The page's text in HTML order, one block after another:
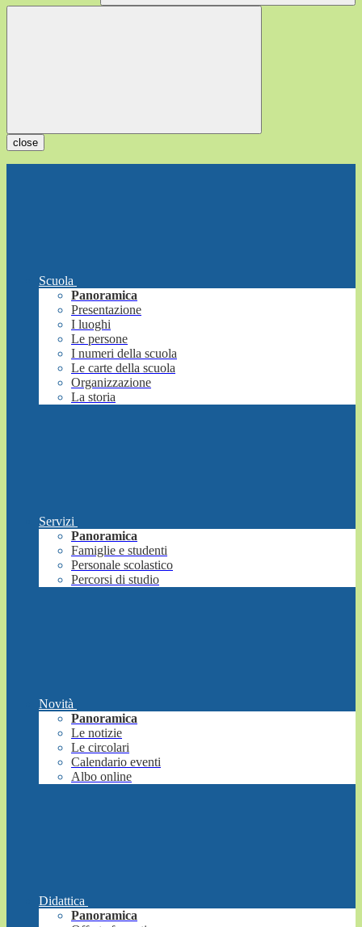
close
Scuola
Panoramica
Presentazione
I luoghi
Le persone
I numeri della scuola
Le carte della scuola
Organizzazione
La storia
Servizi
Panoramica
Famiglie e studenti
Personale scolastico
Percorsi di studio
Novità
Panoramica
Le notizie
Le circolari
Calendario eventi
Albo online
Didattica
Panoramica